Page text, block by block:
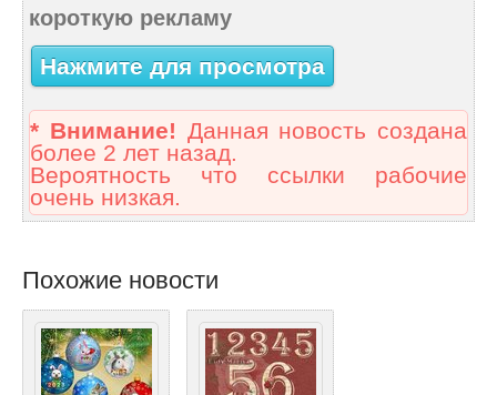
короткую рекламу
Нажмите для просмотра
* Внимание! Данная новость создана
более 2 лет назад.
Вероятность что ссылки рабочие
очень низкая.
Похожие новости